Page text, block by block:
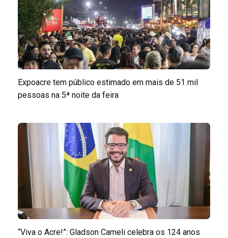
Expoacre tem público estimado em mais de 51 mil
pessoas na 5ª noite da feira
“Viva o Acre!”: Gladson Cameli celebra os 124 anos